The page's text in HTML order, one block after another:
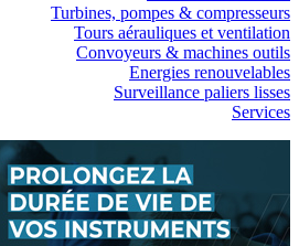
Turbines, pompes & compresseurs
Tours aérauliques et ventilation
Convoyeurs & machines outils
Energies renouvelables
Surveillance paliers lisses
Services